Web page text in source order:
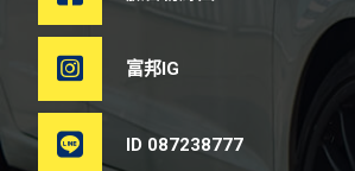
富邦IG
ID 087238777